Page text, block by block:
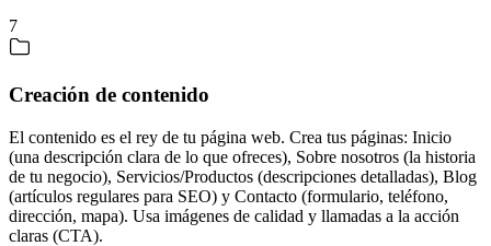
7
Creación de contenido
El contenido es el rey de tu página web. Crea tus páginas: Inicio
(una descripción clara de lo que ofreces), Sobre nosotros (la historia
de tu negocio), Servicios/Productos (descripciones detalladas), Blog
(artículos regulares para SEO) y Contacto (formulario, teléfono,
dirección, mapa). Usa imágenes de calidad y llamadas a la acción
claras (CTA).